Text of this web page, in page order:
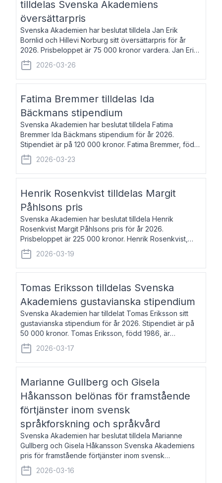
tilldelas Svenska Akademiens
översättarpris
Svenska Akademien har beslutat tilldela Jan Erik
Bornlid och Hillevi Norburg sitt översättarpris för år
2026. Prisbeloppet är 75 000 kronor vardera. Jan Erik
Bornlid, född 1947, är översättare från tyska. Han är
främst känd för sina översät
2026-03-26
Fatima Bremmer tilldelas Ida
Bäckmans stipendium
Svenska Akademien har beslutat tilldela Fatima
Bremmer Ida Bäckmans stipendium för år 2026.
Stipendiet är på 120 000 kronor. Fatima Bremmer, född
1977, är journalist och författare. Hon utkom i fjol med
boken Ligan. Klarakvarterens blodsyst
2026-03-23
Henrik Rosenkvist tilldelas Margit
Påhlsons pris
Svenska Akademien har beslutat tilldela Henrik
Rosenkvist Margit Påhlsons pris för år 2026.
Prisbeloppet är 225 000 kronor. Henrik Rosenkvist,
född 1965, är professor i nordiska språk vid Göteborgs
universitet. Han disputerade 2004 på avhan
2026-03-19
Tomas Eriksson tilldelas Svenska
Akademiens gustavianska stipendium
Svenska Akademien har tilldelat Tomas Eriksson sitt
gustavianska stipendium för år 2026. Stipendiet är på
50 000 kronor. Tomas Eriksson, född 1986, är
projektledare inom marknadsföring och författare och
utkom i fjol med boken Syndabocken.
2026-03-17
Marianne Gullberg och Gisela
Håkansson belönas för framstående
förtjänster inom svensk
språkforskning och språkvård
Svenska Akademien har beslutat tilldela Marianne
Gullberg och Gisela Håkansson Svenska Akademiens
pris för framstående förtjänster inom svensk
språkforskning och språkvård till minne av Carl Gabriel
och Karin Forsberg för år 2026. Prissumma
2026-03-16